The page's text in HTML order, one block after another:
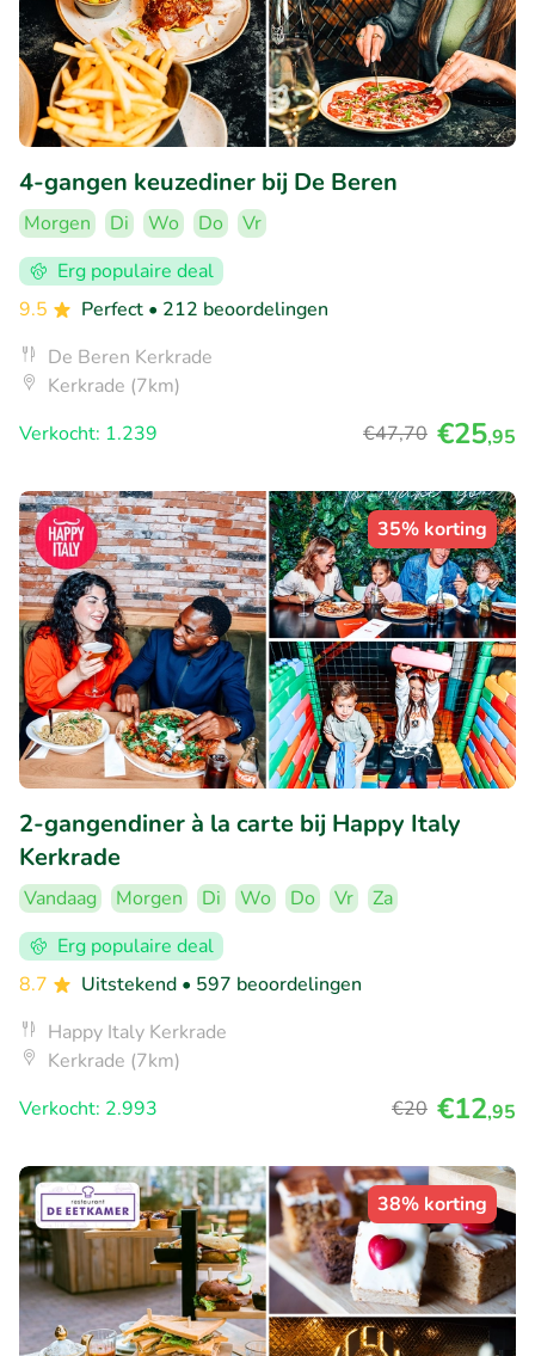
4-gangen keuzediner bij De Beren
Morgen Di Wo Do
Vr
Erg populaire deal
9.5
Perfect • 212 beoordelingen
De Beren Kerkrade
Kerkrade (7km)
Verkocht: 1.239
€47,70 €25,95
35% korting
2-gangendiner à la carte bij Happy Italy
Kerkrade
Vandaag Morgen Di Wo Do Vr
Za
Erg populaire deal
8.7
Uitstekend • 597 beoordelingen
Happy Italy Kerkrade
Kerkrade (7km)
Verkocht: 2.993
€20 €12,95
38% korting